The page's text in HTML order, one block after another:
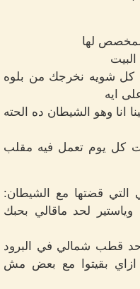
لها
شويه نخرجك من بلوه
ايه
انا وهو الشيطان ده الحته
كل يوم تعمل فيه مقلب
التي قضتها مع الشيطان:
وياستير لحد ماقالي بحبك
قطب شمالي في البرود
ازاي بقيتوا مع بعض مش